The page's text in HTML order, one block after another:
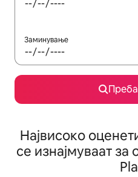
Заминување
Највисоко
се изнајмуваат